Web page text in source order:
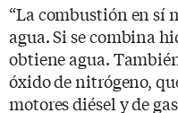
“La combustión en
agua. Si se combina
obtiene agua.
óxido de nitrógeno,
motores diésel y de